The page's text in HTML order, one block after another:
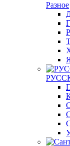
Разное